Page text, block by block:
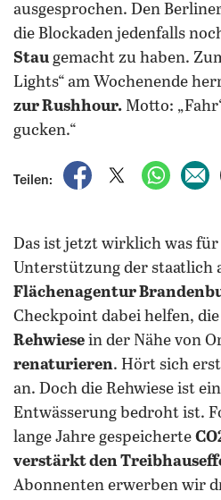
ausgesprochen. Den
die Blockaden jedenfalls
Stau gemacht zu haben.
Lights“ am Wochenende
zur Rushhour. Motto:
gucken.“
Teilen:
auf Facebook teilen
auf X teilen
per
Das ist jetzt wirklich was
Unterstützung der staatlich
Flächenagentur
Checkpoint dabei helfen, die
Rehwiese in der Nähe von
renaturieren. Hört sich
an. Doch die Rehwiese ist
Entwässerung bedroht ist.
lange Jahre gespeicherte
verstärkt den
Abonnenten erwerben wir